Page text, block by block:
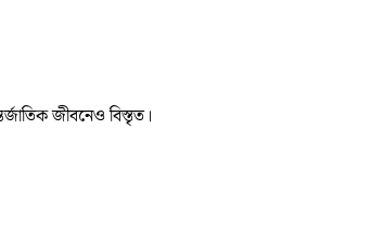
জীবনেও বিস্তৃত।